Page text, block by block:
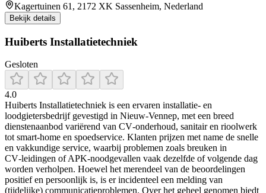
Kagertuinen 61, 2172 XK Sassenheim, Nederland
Bekijk details
Huiberts Installatietechniek
Gesloten
4.0
Huiberts Installatietechniek is een ervaren installatie- en
loodgietersbedrijf gevestigd in Nieuw-Vennep, met een breed
dienstenaanbod variërend van CV‑onderhoud, sanitair en rioolwerk
tot smart‑home en spoedservice. Klanten prijzen met name de snelle
en vakkundige service, waarbij problemen zoals breuken in
CV‑leidingen of APK‑noodgevallen vaak dezelfde of volgende dag
worden verholpen. Hoewel het merendeel van de beoordelingen
positief en persoonlijk is, is er incidenteel een melding van
(tijdelijke) communicatieproblemen. Over het geheel genomen biedt